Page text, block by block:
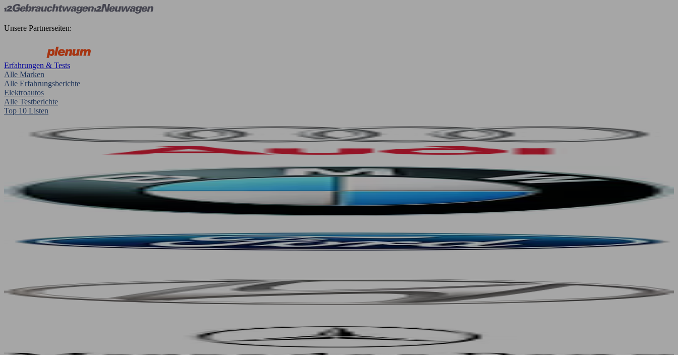
Unsere Partnerseiten:
Erfahrungen & Tests
Alle Marken
Alle Erfahrungsberichte
Elektroautos
Alle Testberichte
Top 10 Listen